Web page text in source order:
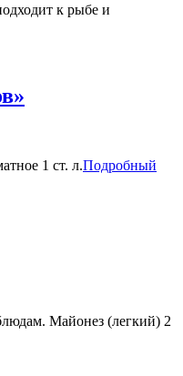
к рыбе и
1 ст. л.Подробный
Майонез (легкий) 2